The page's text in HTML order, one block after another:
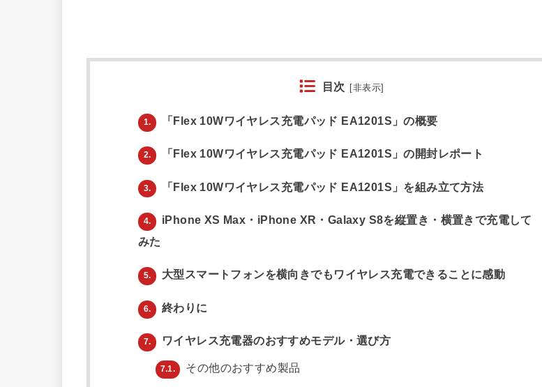
目次 [非表示]
1. 「Flex 10Wワイヤレス充電パッド EA1201S」の概要
2. 「Flex 10Wワイヤレス充電パッド EA1201S」の開封レポート
3. 「Flex 10Wワイヤレス充電パッド EA1201S」を組み立て方法
4.
iPhone XS Max・iPhone XR・Galaxy S8を縦置き・横置きで充電して
みた
5. 大型スマートフォンを横向きでもワイヤレス充電できることに感動
6. 終わりに
7. ワイヤレス充電器のおすすめモデル・選び方
7.1. その他のおすすめ製品